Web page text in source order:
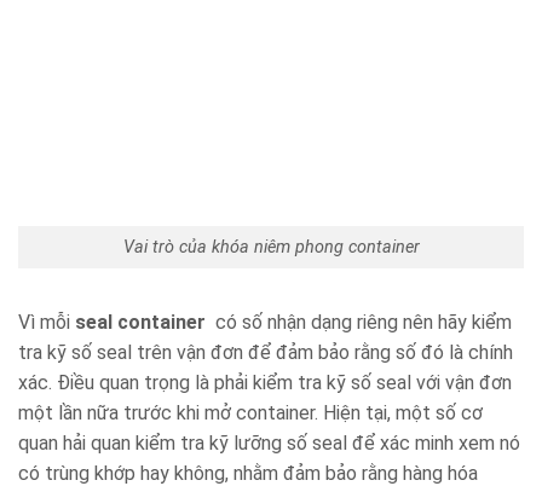
Vai trò của khóa niêm phong container
Vì mỗi seal container có số nhận dạng riêng nên hãy kiểm
tra kỹ số seal trên vận đơn để đảm bảo rằng số đó là chính
xác. Điều quan trọng là phải kiểm tra kỹ số seal với vận đơn
một lần nữa trước khi mở container. Hiện tại, một số cơ
quan hải quan kiểm tra kỹ lưỡng số seal để xác minh xem nó
có trùng khớp hay không, nhằm đảm bảo rằng hàng hóa